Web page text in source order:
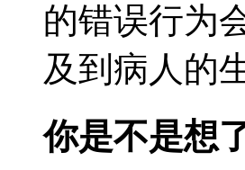
的错误行为
及到病人的
你是不是想